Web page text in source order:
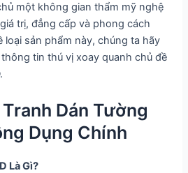
một không gian thẩm mỹ nghệ
trị, đẳng cấp và phong cách
loại sản phẩm này, chúng ta hãy
tin thú vị xoay quanh chủ đề
Dán Tường
Dụng Chính
Là Gì?